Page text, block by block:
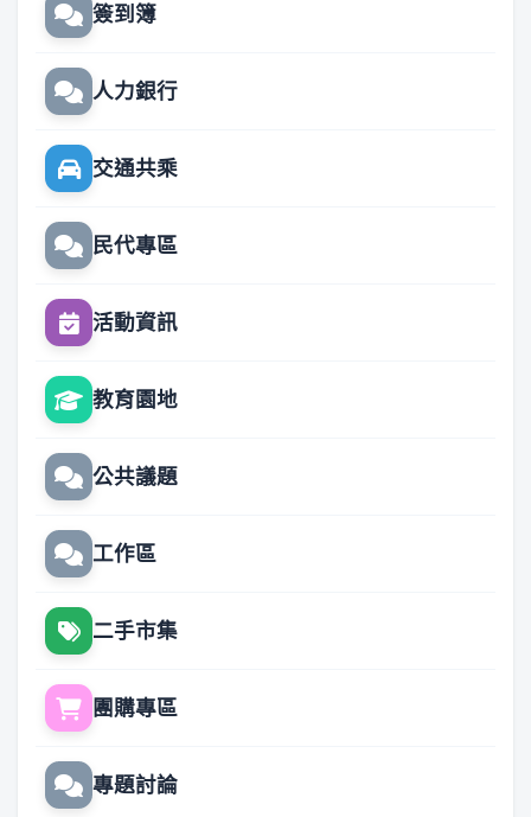
簽到簿
人力銀行
交通共乘
民代專區
活動資訊
教育園地
公共議題
工作區
二手市集
團購專區
專題討論